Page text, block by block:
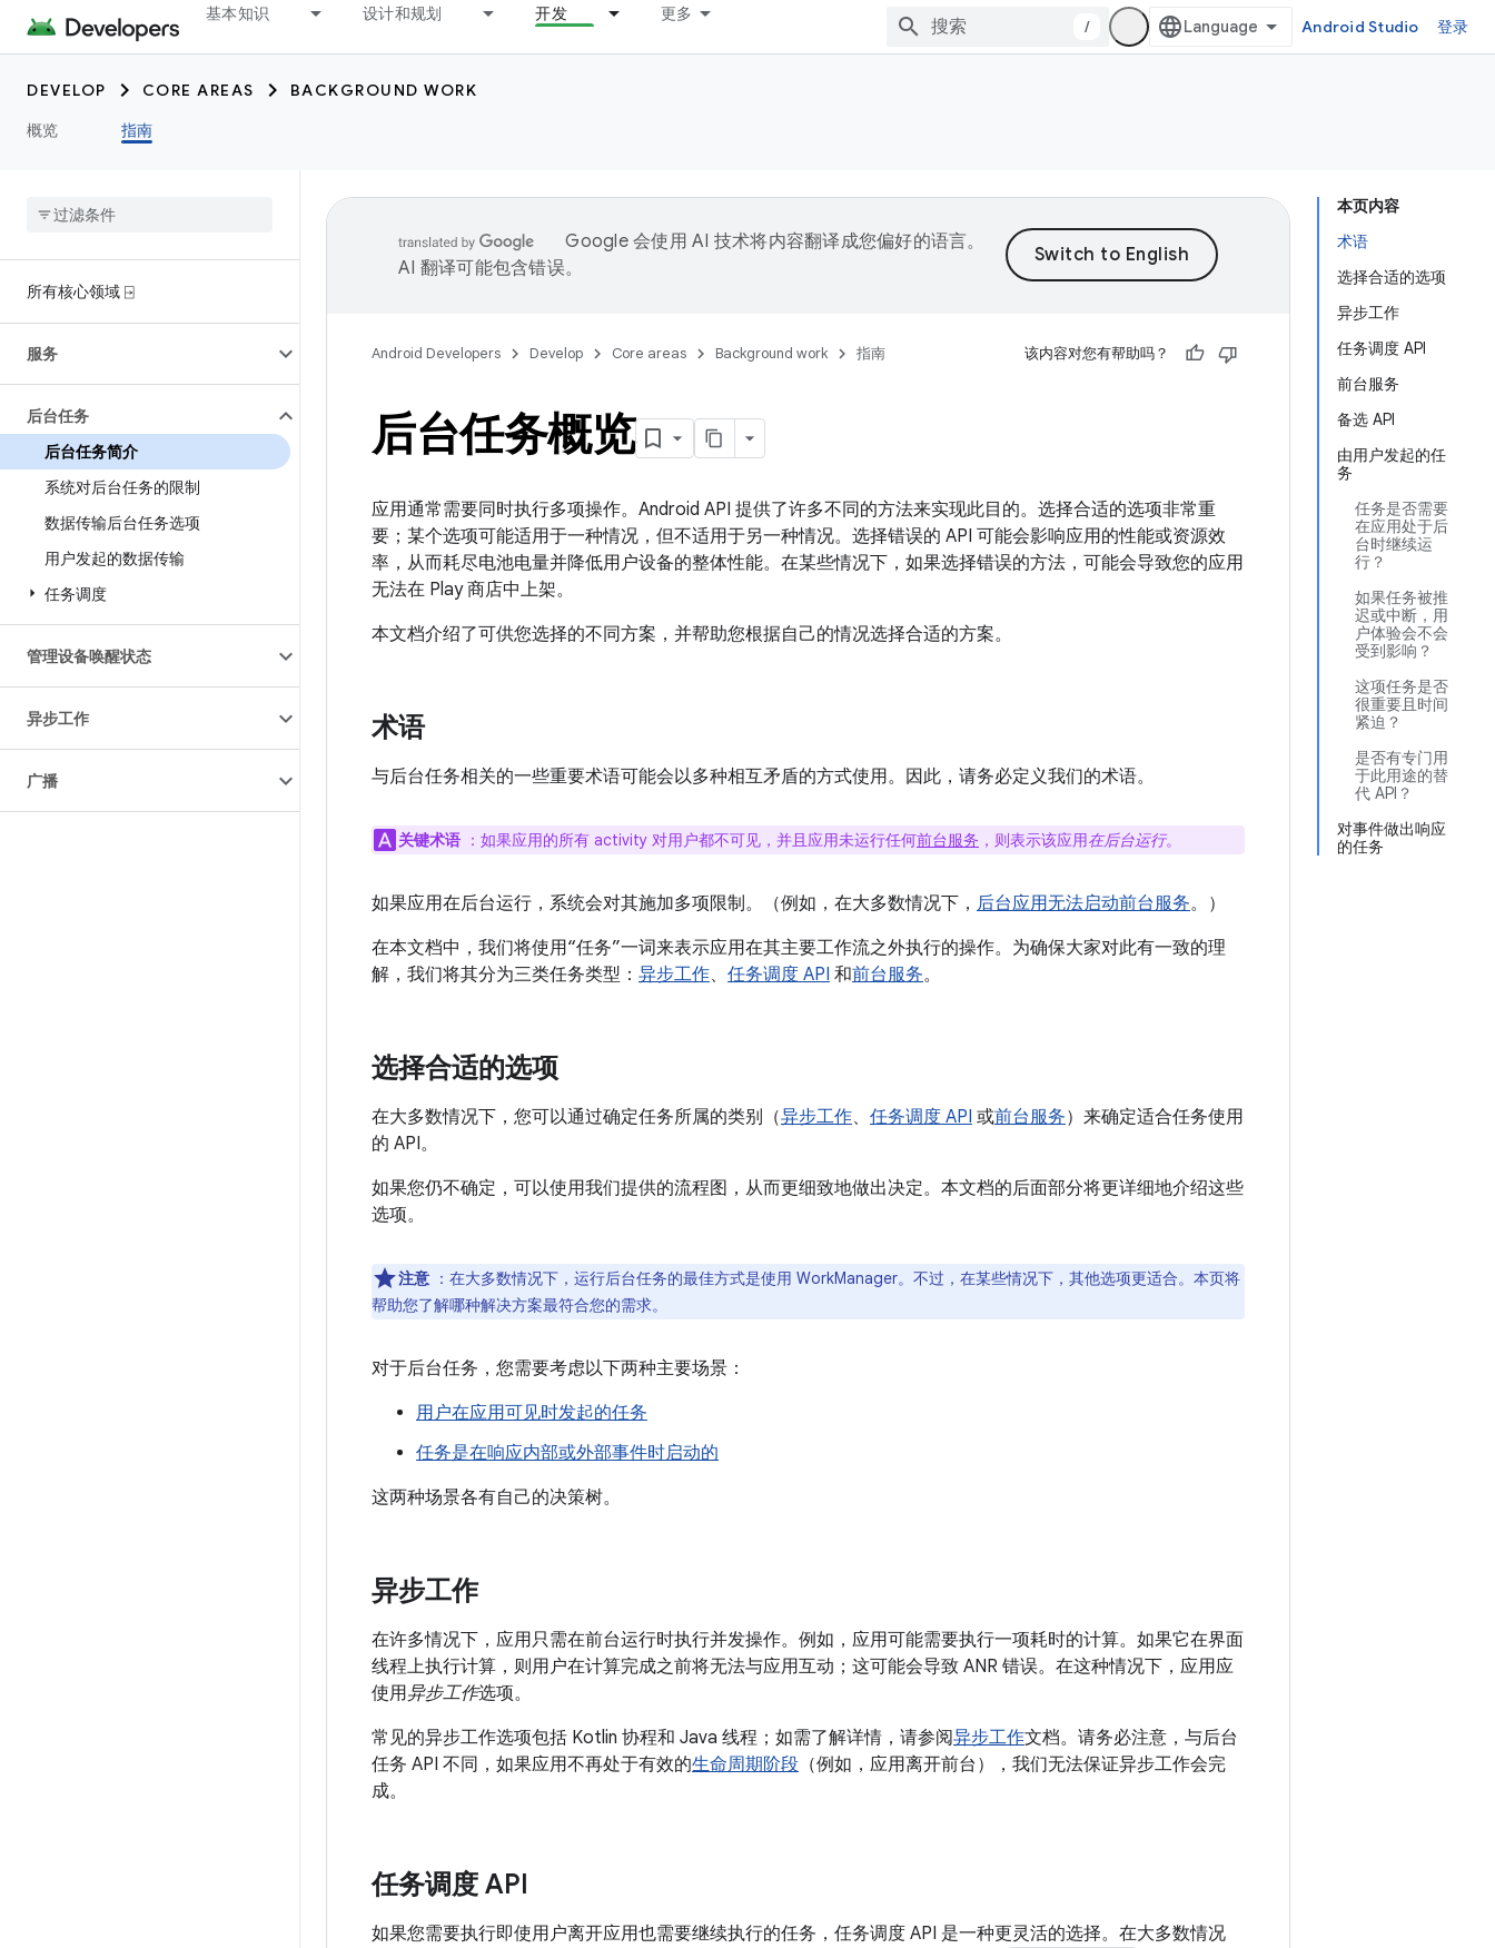
基本知识 设计和规划 开发 更多
/ Android Studio 登录
DEVELOP CORE AREAS
BACKGROUND WORK
概览
指南
所有核心领域 ⍈
服务
后台任务
后台任务简介
系统对后台任务的限制
数据传输后台任务选项
用户发起的数据传输
任务调度
管理设备唤醒状态
异步工作
广播
本页内容
术语
选择合适的选项
异步工作
任务调度 API
前台服务
备选 API
由用户发起的任
务
任务是否需要
在应用处于后
台时继续运
行？
如果任务被推
迟或中断，用
户体验会不会
受到影响？
这项任务是否
很重要且时间
紧迫？
是否有专门用
于此用途的替
代 API？
对事件做出响应
的任务
Google 会使用 AI 技术将内容翻译成您偏好的语言。
AI 翻译可能包含错误。
Android Developers Develop Core areas Background work 指南 该内容对您有帮助吗？
后台任务概览
应用通常需要同时执行多项操作。Android API 提供了许多不同的方法来实现此目的。选择合适的选项非常重
要；某个选项可能适用于一种情况，但不适用于另一种情况。选择错误的 API 可能会影响应用的性能或资源效
率，从而耗尽电池电量并降低用户设备的整体性能。在某些情况下，如果选择错误的方法，可能会导致您的应用
无法在 Play 商店中上架。
本文档介绍了可供您选择的不同方案，并帮助您根据自己的情况选择合适的方案。
术语
与后台任务相关的一些重要术语可能会以多种相互矛盾的方式使用。因此，请务必定义我们的术语。
关键术语 ：如果应用的所有 activity 对用户都不可见，并且应用未运行任何前台服务 ，则表示该应用在后台运行。
如果应用在后台运行，系统会对其施加多项限制。（例如，在大多数情况下， 后台应用无法启动前台服务。）
在本文档中，我们将使用“任务”一词来表示应用在其主要工作流之外执行的操作。为确保大家对此有一致的理
解，我们将其分为三类任务类型： 异步工作、 任务调度 API 和前台服务。
选择合适的选项
在大多数情况下，您可以通过确定任务所属的类别（异步工作、 任务调度 API 或前台服务）来确定适合任务使用
的 API。
如果您仍不确定，可以使用我们提供的流程图，从而更细致地做出决定。本文档的后面部分将更详细地介绍这些
选项。
注意 ：在大多数情况下，运行后台任务的最佳方式是使用 WorkManager。不过，在某些情况下，其他选项更适合。本页将
帮助您了解哪种解决方案最符合您的需求。
对于后台任务，您需要考虑以下两种主要场景：
用户在应用可见时发起的任务
任务是在响应内部或外部事件时启动的
这两种场景各有自己的决策树。
异步工作
在许多情况下，应用只需在前台运行时执行并发操作。例如，应用可能需要执行一项耗时的计算。如果它在界面
线程上执行计算，则用户在计算完成之前将无法与应用互动；这可能会导致 ANR 错误。在这种情况下，应用应
使用异步工作选项。
常见的异步工作选项包括 Kotlin 协程和 Java 线程；如需了解详情，请参阅异步工作文档。请务必注意，与后台
任务 API 不同，如果应用不再处于有效的生命周期阶段 （例如，应用离开前台），我们无法保证异步工作会完
成。
任务调度 API
如果您需要执行即使用户离开应用也需要继续执行的任务，任务调度 API 是一种更灵活的选择。在大多数情况